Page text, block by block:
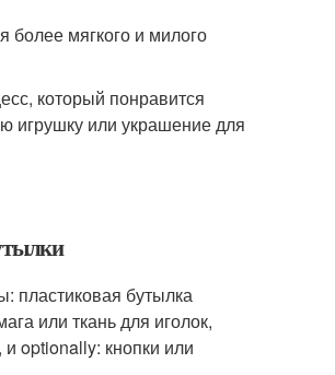
более мягкого и милого
который понравится
игрушку или украшение для
пластиковая бутылка
или ткань для иголок,
optionally: кнопки или